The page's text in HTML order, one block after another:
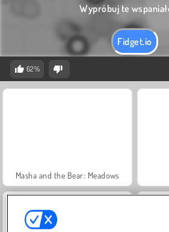
Fidget.io
Wypróbuj te
62%
Masha and the Bear: Meadows